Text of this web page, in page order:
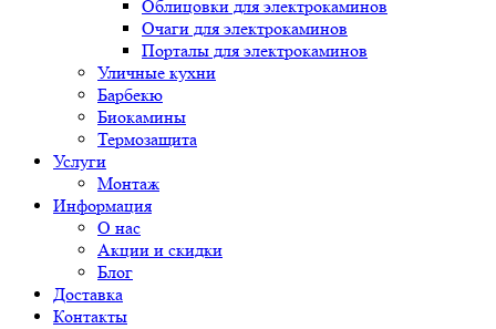
Облицовки для электрокаминов
Очаги для электрокаминов
Порталы для электрокаминов
Уличные кухни
Барбекю
Биокамины
Термозащита
Услуги
Монтаж
Информация
О нас
Акции и скидки
Блог
Доставка
Контакты